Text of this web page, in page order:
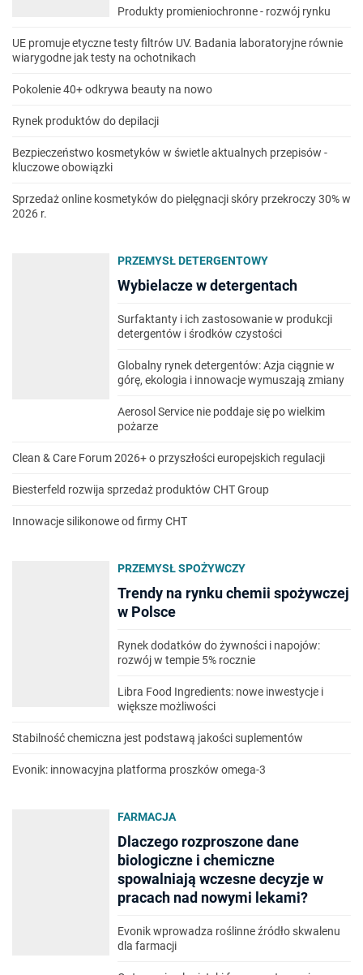
Produkty promieniochronne - rozwój rynku
UE promuje etyczne testy filtrów UV. Badania laboratoryjne równie
wiarygodne jak testy na ochotnikach
Pokolenie 40+ odkrywa beauty na nowo
Rynek produktów do depilacji
Bezpieczeństwo kosmetyków w świetle aktualnych przepisów -
kluczowe obowiązki
Sprzedaż online kosmetyków do pielęgnacji skóry przekroczy 30% w
2026 r.
PRZEMYSŁ DETERGENTOWY
Wybielacze w detergentach
Surfaktanty i ich zastosowanie w produkcji
detergentów i środków czystości
Globalny rynek detergentów: Azja ciągnie w
górę, ekologia i innowacje wymuszają zmiany
Aerosol Service nie poddaje się po wielkim
pożarze
Clean & Care Forum 2026+ o przyszłości europejskich regulacji
Biesterfeld rozwija sprzedaż produktów CHT Group
Innowacje silikonowe od firmy CHT
PRZEMYSŁ SPOŻYWCZY
Trendy na rynku chemii spożywczej
w Polsce
Rynek dodatków do żywności i napojów:
rozwój w tempie 5% rocznie
Libra Food Ingredients: nowe inwestycje i
większe możliwości
Stabilność chemiczna jest podstawą jakości suplementów
Evonik: innowacyjna platforma proszków omega-3
FARMACJA
Dlaczego rozproszone dane
biologiczne i chemiczne
spowalniają wczesne decyzje w
pracach nad nowymi lekami?
Evonik wprowadza roślinne źródło skwalenu
dla farmacji